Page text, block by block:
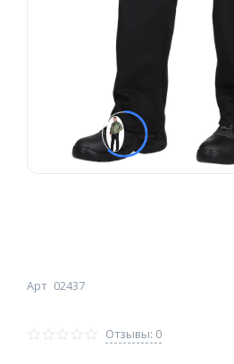
Арт 02437
Отзывы: 0